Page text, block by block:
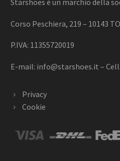
Starshoes è un marchio della
Corso Peschiera, 219 – 10143
P.IVA: 11355720019
E-mail: info@starshoes.it –
Privacy
Cookie